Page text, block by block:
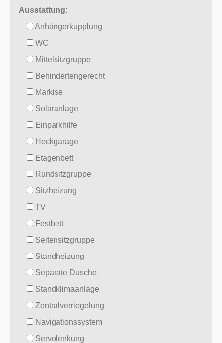
Ausstattung:
Anhängerkupplung
WC
Mittelsitzgruppe
Behindertengerecht
Markise
Solaranlage
Einparkhilfe
Heckgarage
Etagenbett
Rundsitzgruppe
Sitzheizung
TV
Festbett
Seitensitzgruppe
Standheizung
Separate Dusche
Standklimaanlage
Zentralverriegelung
Navigationssystem
Servolenkung